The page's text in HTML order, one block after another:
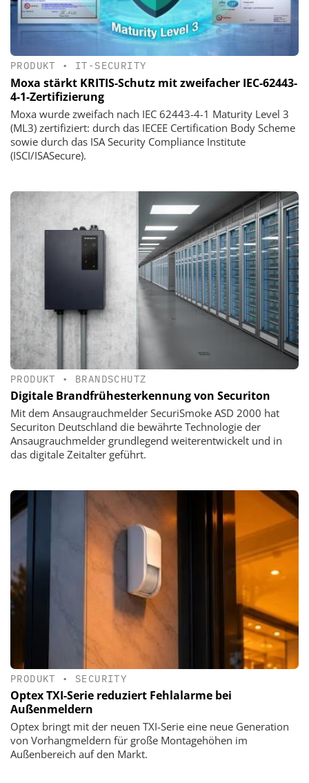
PRODUKT • IT-SECURITY
Moxa stärkt KRITIS-Schutz mit zweifacher IEC-62443-
4-1-Zertifizierung
Moxa wurde zweifach nach IEC 62443-4-1 Maturity Level 3
(ML3) zertifiziert: durch das IECEE Certification Body Scheme
sowie durch das ISA Security Compliance Institute
(ISCI/ISASecure).
PRODUKT • BRANDSCHUTZ
Digitale Brandfrühesterkennung von Securiton
Mit dem Ansaugrauchmelder SecuriSmoke ASD 2000 hat
Securiton Deutschland die bewährte Technologie der
Ansaugrauchmelder grundlegend weiterentwickelt und in
das digitale Zeitalter geführt.
PRODUKT • SECURITY
Optex TXI-Serie reduziert Fehlalarme bei
Außenmeldern
Optex bringt mit der neuen TXI-Serie eine neue Generation
von Vorhangmeldern für große Montagehöhen im
Außenbereich auf den Markt.